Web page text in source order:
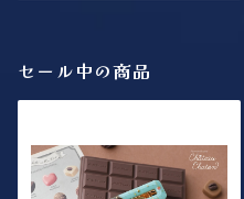
セール中の商品